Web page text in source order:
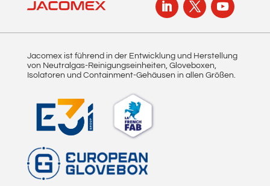
Jacomex ist führend in der Entwicklung und Herstellung
von Neutralgas-Reinigungseinheiten, Gloveboxen,
Isolatoren und Containment-Gehäusen in allen Größen.